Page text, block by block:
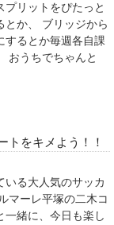
プリットをぴたっと
とか、 ブリッジから
するとか毎週各自課
おうちでちゃんと
トをキメよう！！
いる大人気のサッカ
マーレ平塚の二木コ
一緒に、今日も楽し